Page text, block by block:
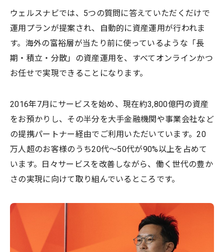
ウェルスナビでは、5つの質問に答えていただくだけで
運用プランが提案され、自動的に資産運用が行われま
す。海外の富裕層が当たり前に使っているような「長
期・積立・分散」の資産運用を、すべてオンラインかつ
お任せで実現できることになります。
2016年7月にサービスを始め、現在約3,800億円の資産
をお預かりし、その半分を大手金融機関や事業会社など
の提携パートナー経由でご利用いただいています。20
万人超のお客様のうち20代～50代が90%以上を占めて
います。日々サービスを改善しながら、働く世代の豊か
さの実現に向けて取り組んでいるところです。